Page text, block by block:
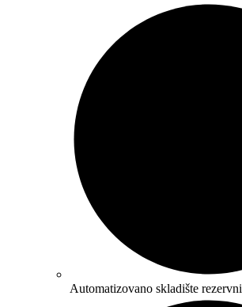
Automatizovano skladište